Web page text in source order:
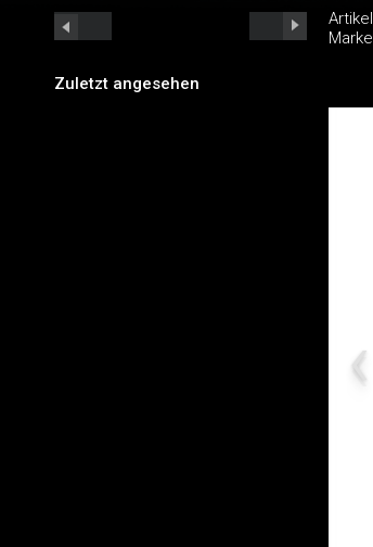
Zuletzt angesehen